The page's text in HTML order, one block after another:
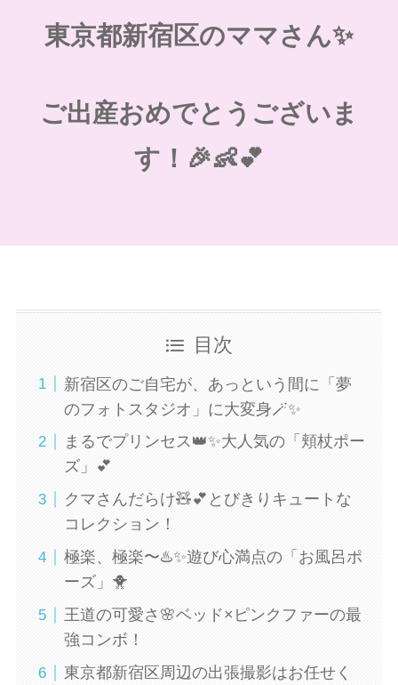
東京都新宿区のママさん✨
ご出産おめでとうございま
す！🎉👶💕
目次
新宿区のご自宅が、あっという間に「夢
のフォトスタジオ」に大変身🪄✨
まるでプリンセス👑✨大人気の「頬杖ポー
ズ」💕
クマさんだらけ🧸💕とびきりキュートな
コレクション！
極楽、極楽〜♨️✨遊び心満点の「お風呂ポ
ーズ」🐥
王道の可愛さ🌸ベッド×ピンクファーの最
強コンボ！
東京都新宿区周辺の出張撮影はお任せく